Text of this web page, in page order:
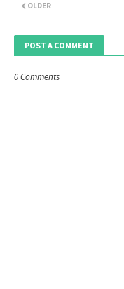
OLDER
POST A COMMENT
0 Comments